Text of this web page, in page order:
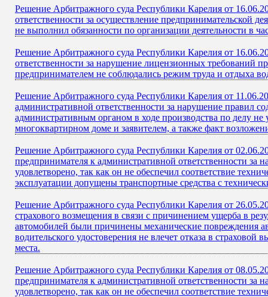
Решение Арбитражного суда Республики Карелия от
ответственности за осуществление предпринимательской
не выполнил обязанности по организации деятельности в
Решение Арбитражного суда Республики Карелия от
ответственности за нарушение лицензионных требований
предпринимателем не соблюдались режим труда и отдыха
Решение Арбитражного суда Республики Карелия от
административной ответственности за нарушение правил
административным органом в ходе производства по делу
многоквартирном доме и заявителем, а также факт
Решение Арбитражного суда Республики Карелия от
предпринимателя к административной ответственности
удовлетворено, так как он не обеспечил соответствие
эксплуатации допущены транспортные средства с
Решение Арбитражного суда Республики Карелия от
страхового возмещения в связи с причинением ущерба в
автомобилей были причинены механические повреждения
водительского удостоверения не влечет отказа в
места.
Решение Арбитражного суда Республики Карелия от
предпринимателя к административной ответственности
удовлетворено, так как он не обеспечил соответствие